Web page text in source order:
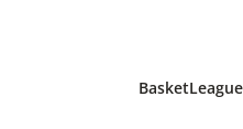
BasketLeague